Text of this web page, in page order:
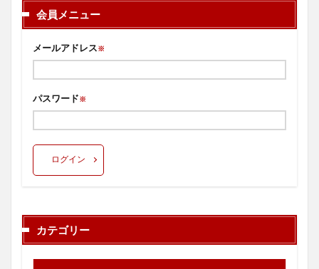
会員メニュー
メールアドレス※
パスワード※
ログイン
カテゴリー